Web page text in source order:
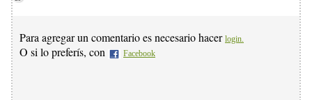
Para agregar un comentario es necesario hacer login.
O si lo preferís, con Facebook